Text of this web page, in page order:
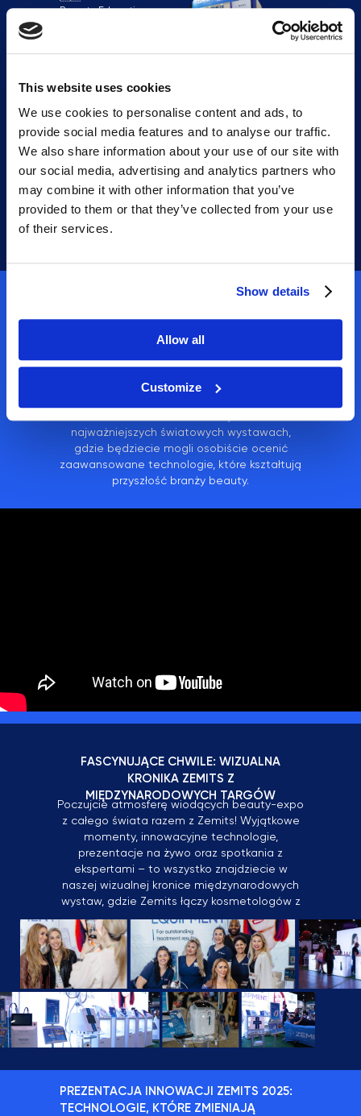
This website uses cookies
We use cookies to personalise content and ads, to
provide social media features and to analyse our traffic.
We also share information about your use of our site with
our social media, advertising and analytics partners who
may combine it with other information that you’ve
provided to them or that they’ve collected from your use
of their services.
Show details
Allow all
Customize
Beauty Education
🇺🇸 Live Love SPA
07.12-08.12
🇺🇸 Live Love SPA
02.11-03.11
Jamaica
06.11-08.11
poszerzanie granic innowacji w dziedzinie
kosmetologii i medycyny estetycznej.
najważniejszych światowych wystawach,
gdzie będziecie mogli osobiście ocenić
zaawansowane technologie, które kształtują
przyszłość branży beauty.
Poczujcie atmosferę wiodących beauty-expo
z całego świata razem z Zemits! Wyjątkowe
momenty, innowacyjne technologie,
prezentacje na żywo oraz spotkania z
ekspertami – to wszystko znajdziecie w
naszej wizualnej kronice międzynarodowych
wystaw, gdzie Zemits łączy kosmetologów z
różnych krajów.
FASCYNUJĄCE CHWILE: WIZUALNA
KRONIKA ZEMITS Z
MIĘDZYNARODOWYCH TARGÓW
PREZENTACJA INNOWACJI ZEMITS 2025:
TECHNOLOGIE, KTÓRE ZMIENIAJĄ